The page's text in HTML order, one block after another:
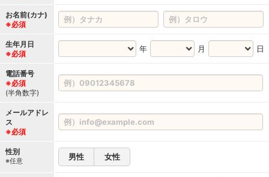
お名前(カナ)
※必須
生年月日
※必須
年 月 日
電話番号
※必須
(半角数字)
メールアドレ
ス
※必須
性別
※任意 男性 女性